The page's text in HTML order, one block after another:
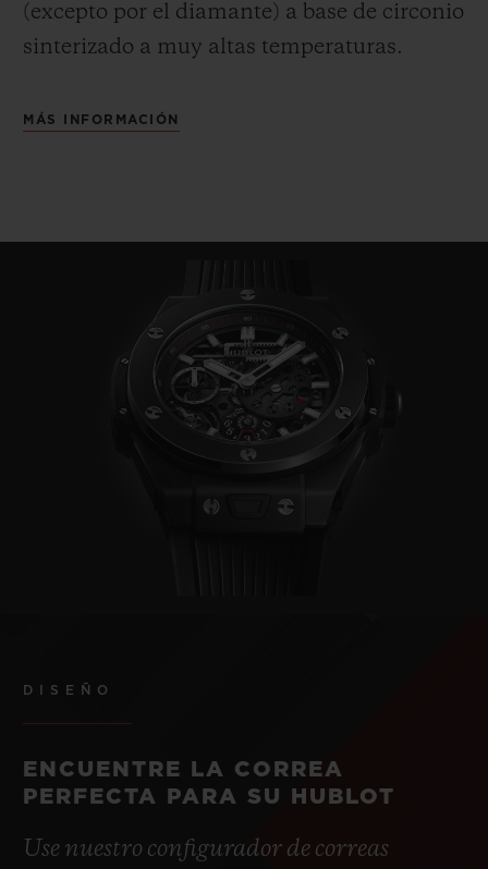
(excepto por el diamante) a base de circonio
sinterizado a muy altas temperaturas.
MÁS INFORMACIÓN
DISEÑO
ENCUENTRE LA CORREA
PERFECTA PARA SU HUBLOT
Use nuestro configurador de correas